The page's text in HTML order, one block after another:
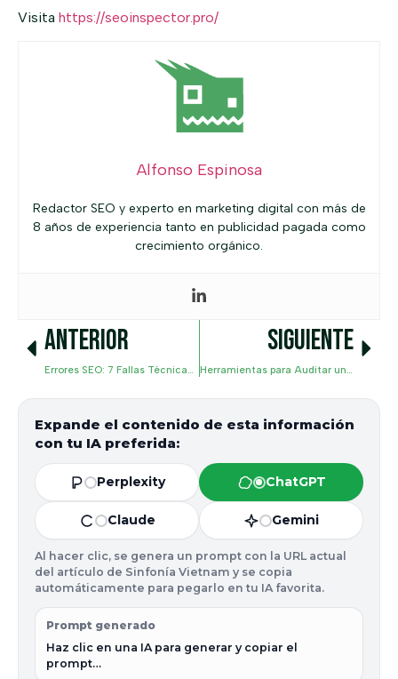
Visita https://seoinspector.pro/
Alfonso Espinosa
Redactor SEO y experto en marketing digital con más de
8 años de experiencia tanto en publicidad pagada como
crecimiento orgánico.
ANTERIOR
Errores SEO: 7 Fallas Técnicas que Arruinan tu Posicionamiento
SIGUIENTE
Herramientas para Auditar un Sitio Web: Guía de Selección Profesional
Expande el contenido de esta información
con tu IA preferida:
Perplexity ChatGPT
Claude Gemini
Al hacer clic, se genera un prompt con la URL actual
del artículo de Sinfonía Vietnam y se copia
automáticamente para pegarlo en tu IA favorita.
Prompt generado
Haz clic en una IA para generar y copiar el
prompt…